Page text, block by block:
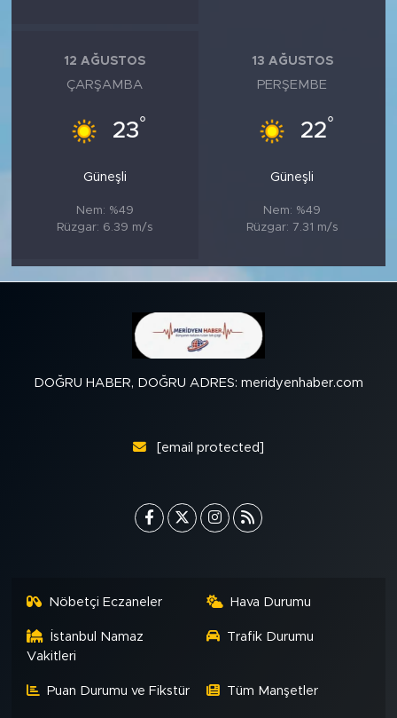
12 AĞUSTOS
ÇARŞAMBA
23°
Güneşli
Nem: %49
Rüzgar: 6.39 m/s
13 AĞUSTOS
PERŞEMBE
22°
Güneşli
Nem: %49
Rüzgar: 7.31 m/s
DOĞRU HABER, DOĞRU ADRES: meridyenhaber.com
[email protected]
Nöbetçi Eczaneler Hava Durumu
İstanbul Namaz
Vakitleri
Trafik Durumu
Puan Durumu ve Fikstür Tüm Manşetler